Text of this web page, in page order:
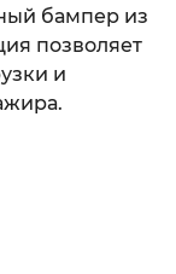
бампер из
позволяет
и